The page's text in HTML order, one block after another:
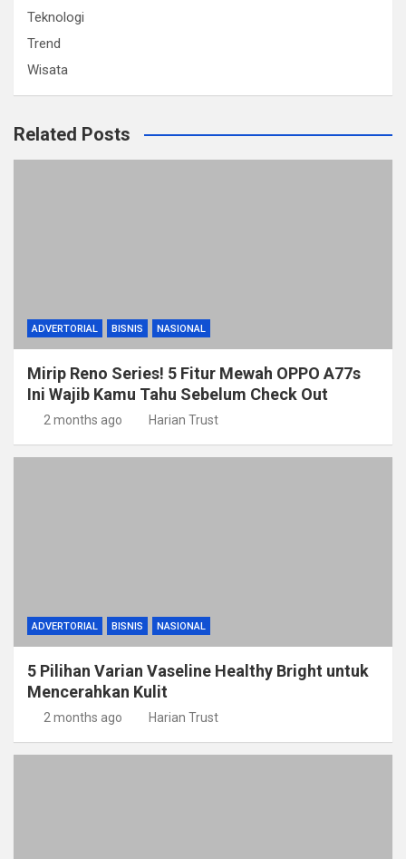
Teknologi
Trend
Wisata
Related Posts
ADVERTORIAL BISNIS NASIONAL
Mirip Reno Series! 5 Fitur Mewah OPPO A77s
Ini Wajib Kamu Tahu Sebelum Check Out
2 months ago Harian Trust
ADVERTORIAL BISNIS NASIONAL
5 Pilihan Varian Vaseline Healthy Bright untuk
Mencerahkan Kulit
2 months ago Harian Trust